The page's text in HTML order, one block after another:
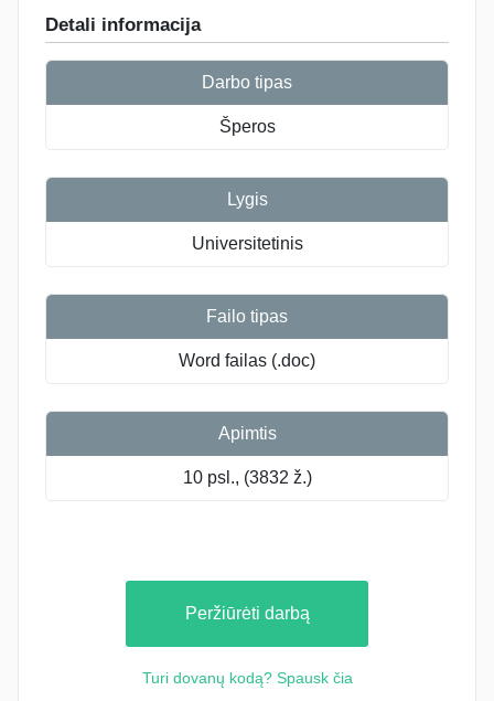
Detali informacija
Darbo tipas
Šperos
Lygis
Universitetinis
Failo tipas
Word failas (.doc)
Apimtis
10 psl., (3832 ž.)
Peržiūrėti darbą
Turi dovanų kodą? Spausk čia